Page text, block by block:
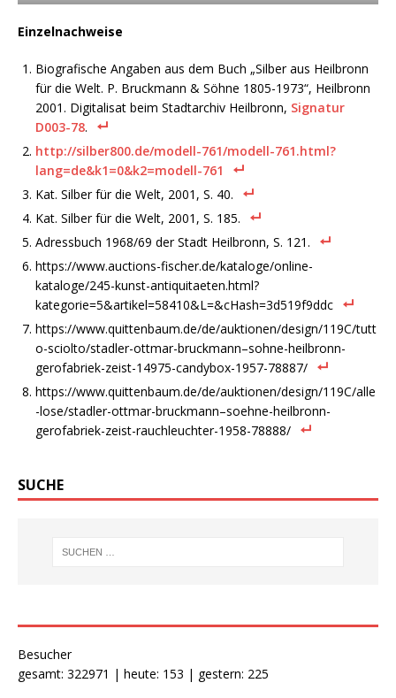
Einzelnachweise
Biografische Angaben aus dem Buch „Silber aus Heilbronn
für die Welt. P. Bruckmann & Söhne 1805-1973“, Heilbronn
2001. Digitalisat beim Stadtarchiv Heilbronn, Signatur
D003-78.
http://silber800.de/modell-761/modell-761.html?
lang=de&k1=0&k2=modell-761
Kat. Silber für die Welt, 2001, S. 40.
Kat. Silber für die Welt, 2001, S. 185.
Adressbuch 1968/69 der Stadt Heilbronn, S. 121.
https://www.auctions-fischer.de/kataloge/online-
kataloge/245-kunst-antiquitaeten.html?
kategorie=5&artikel=58410&L=&cHash=3d519f9ddc
https://www.quittenbaum.de/de/auktionen/design/119C/tutt
o-sciolto/stadler-ottmar-bruckmann–sohne-heilbronn-
gerofabriek-zeist-14975-candybox-1957-78887/
https://www.quittenbaum.de/de/auktionen/design/119C/alle
-lose/stadler-ottmar-bruckmann–soehne-heilbronn-
gerofabriek-zeist-rauchleuchter-1958-78888/
SUCHE
Besucher
gesamt: 322971 | heute: 153 | gestern: 225